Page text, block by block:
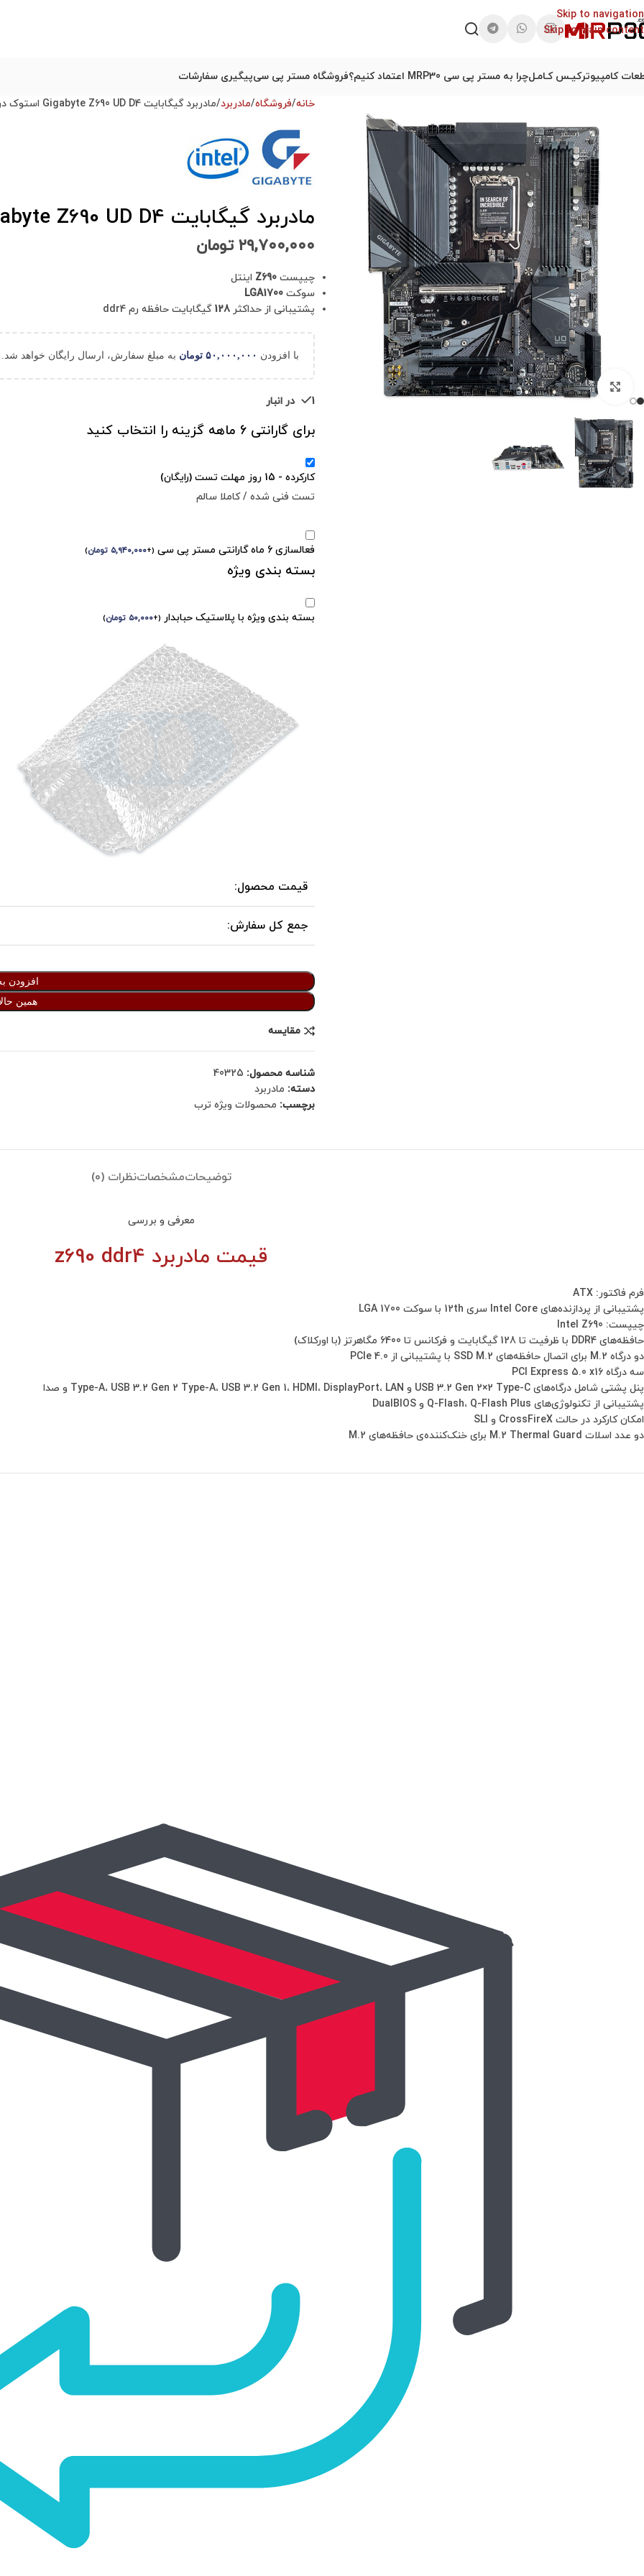
Skip to navigation
Skip to main content
کامپیوترکیـس کـامـلچرا به مستر پی سی MRP30 اعتماد کنیم؟ فروشگاه مستر پی سیپیگیری سفارشات
برای بزرگنمایی کلیک کنید
خانه فروشگاه مادربرد مادربرد گیگابایت Gigabyte Z690 UD D4 استوک در حد نو
مادربرد گیگابایت Gigabyte Z690 UD D4 استوک در حد نو
۲۹,۷۰۰,۰۰۰ تومان
چیپست Z690 اینتل
سوکت LGA1700
پشتیبانی از حداکثر 128 گیگابایت حافظه رم ddr4
با افزودن ۵۰,۰۰۰,۰۰۰ تومان به مبلغ سفارش، ارسال رایگان خواهد شد.
1 در انبار
برای گارانتی 6 ماهه گزینه را انتخاب کنید
کارکرده - 15 روز مهلت تست (رایگان)
تست فنی شده / کاملا سالم
فعالسازی 6 ماه گارانتی مستر پی سی (
+۵,۹۴۰,۰۰۰ تومان)
بسته بندی ویژه
بسته بندی ویژه با پلاستیک حبابدار (
+۵۰,۰۰۰ تومان)
قیمت محصول:
جمع کل سفارش:
افزودن
همین
مقایسه
شناسه محصول: 40325
دسته: مادربرد
برچسب: محصولات ویژه ترب
توضیحاتمشخصاتنظرات (0)
معرفی و بررسی
قیمت مادربرد z690 ddr4
فرم فاکتور: ATX
پشتیبانی از پردازنده‌های Intel Core سری 12th با سوکت LGA 1700
چیپست: Intel Z690
حافظه‌های DDR4 با ظرفیت تا 128 گیگابایت و فرکانس تا 6400 مگاهرتز (با اورکلاک)
دو درگاه M.2 برای اتصال حافظه‌های SSD M.2 با پشتیبانی از PCIe 4.0
سه درگاه PCI Express 5.0 x16
پنل پشتی شامل درگاه‌های USB 3.2 Gen 2×2 Type-C و Type-A، USB 3.2 Gen 2 Type-A، USB 3.2 Gen 1، HDMI، DisplayPort، LAN و صدا
پشتیبانی از تکنولوژی‌های Q-Flash، Q-Flash Plus و DualBIOS
امکان کارکرد در حالت CrossFireX و SLI
دو عدد اسلات M.2 Thermal Guard برای خنک‌کننده‌ی حافظه‌های M.2